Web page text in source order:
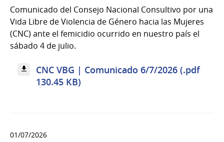
Comunicado del Consejo Nacional Consultivo por una
Vida Libre de Violencia de Género hacia las Mujeres
(CNC) ante el femicidio ocurrido en nuestro país el
sábado 4 de julio.
CNC VBG | Comunicado 6/7/2026 (.pdf
130.45 KB)
01/07/2026